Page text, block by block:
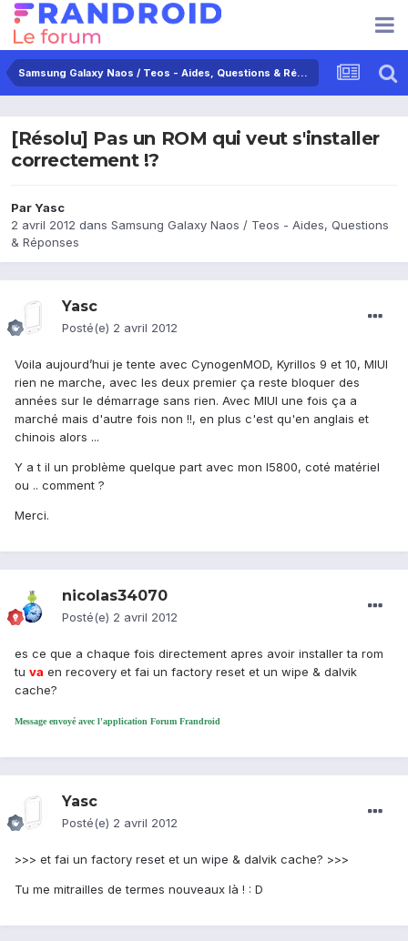
Samsung Galaxy Naos / Teos - Aides, Questions & Réponses
[Résolu] Pas un ROM qui veut s'installer
correctement !?
ParYasc
2 avril 2012 dans Samsung Galaxy Naos / Teos - Aides, Questions
& Réponses
Yasc
Posté(e) 2 avril 2012
Voila aujourd’hui je tente avec CynogenMOD, Kyrillos 9 et 10, MIUI
rien ne marche, avec les deux premier ça reste bloquer des
années sur le démarrage sans rien. Avec MIUI une fois ça a
marché mais d'autre fois non !!, en plus c'est qu'en anglais et
chinois alors ...
Y a t il un problème quelque part avec mon I5800, coté matériel
ou .. comment ?
Merci.
nicolas34070
Posté(e) 2 avril 2012
es ce que a chaque fois directement apres avoir installer ta rom
tu va en recovery et fai un factory reset et un wipe & dalvik
cache?
Message envoyé avec l'application Forum Frandroid
Yasc
Posté(e) 2 avril 2012
>>> et fai un factory reset et un wipe & dalvik cache? >>>
Tu me mitrailles de termes nouveaux là ! : D